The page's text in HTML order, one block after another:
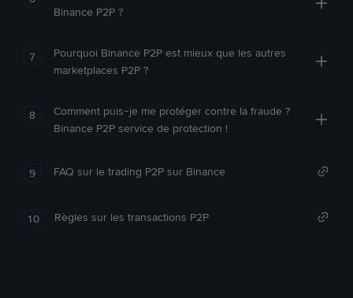
Binance P2P ?
7
Pourquoi Binance P2P est mieux que les autres
marketplaces P2P ?
8
Comment puis-je me protéger contre la fraude ?
Binance P2P service de protection !
9 FAQ sur le trading P2P sur Binance
10 Règles sur les transactions P2P